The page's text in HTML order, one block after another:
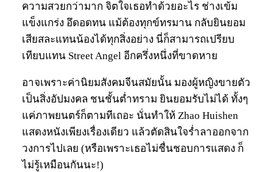
ความสวยกว่ามาก จิตใจเธอทำด้วยอะไร ช่างเข้ม
แข็งแกร่ง อึดอดทน แม้ต้องทุกข์ทรมาน กลับยินยอม
เสียสละแทนน้องได้ทุกสิ่งอย่าง นี่ก็สามารถเปรียบ
เทียบแทน Street Angel อีกครึ่งหนึ่งที่ขาดหาย
อาจเพราะค่านิยมสังคมจีนสมัยนั้น มองผู้หญิงขายตัว
เป็นสิ่งอัปมงคล ชนชั้นต่ำทราม ยินยอมรับไม่ได้ ทั้งๆ
แค่ภาพยนตร์ก็ตามทีเถอะ นั่นทำให้ Zhao Huishen
แสดงหนังเพียงเรื่องเดียว แล้วตัดสินใจร่ำลาออกจาก
วงการไปเลย (หรือเพราะเธอไม่ชื่นชอบการแสดง ก็
ไม่รู้เหมือนกันนะ!)